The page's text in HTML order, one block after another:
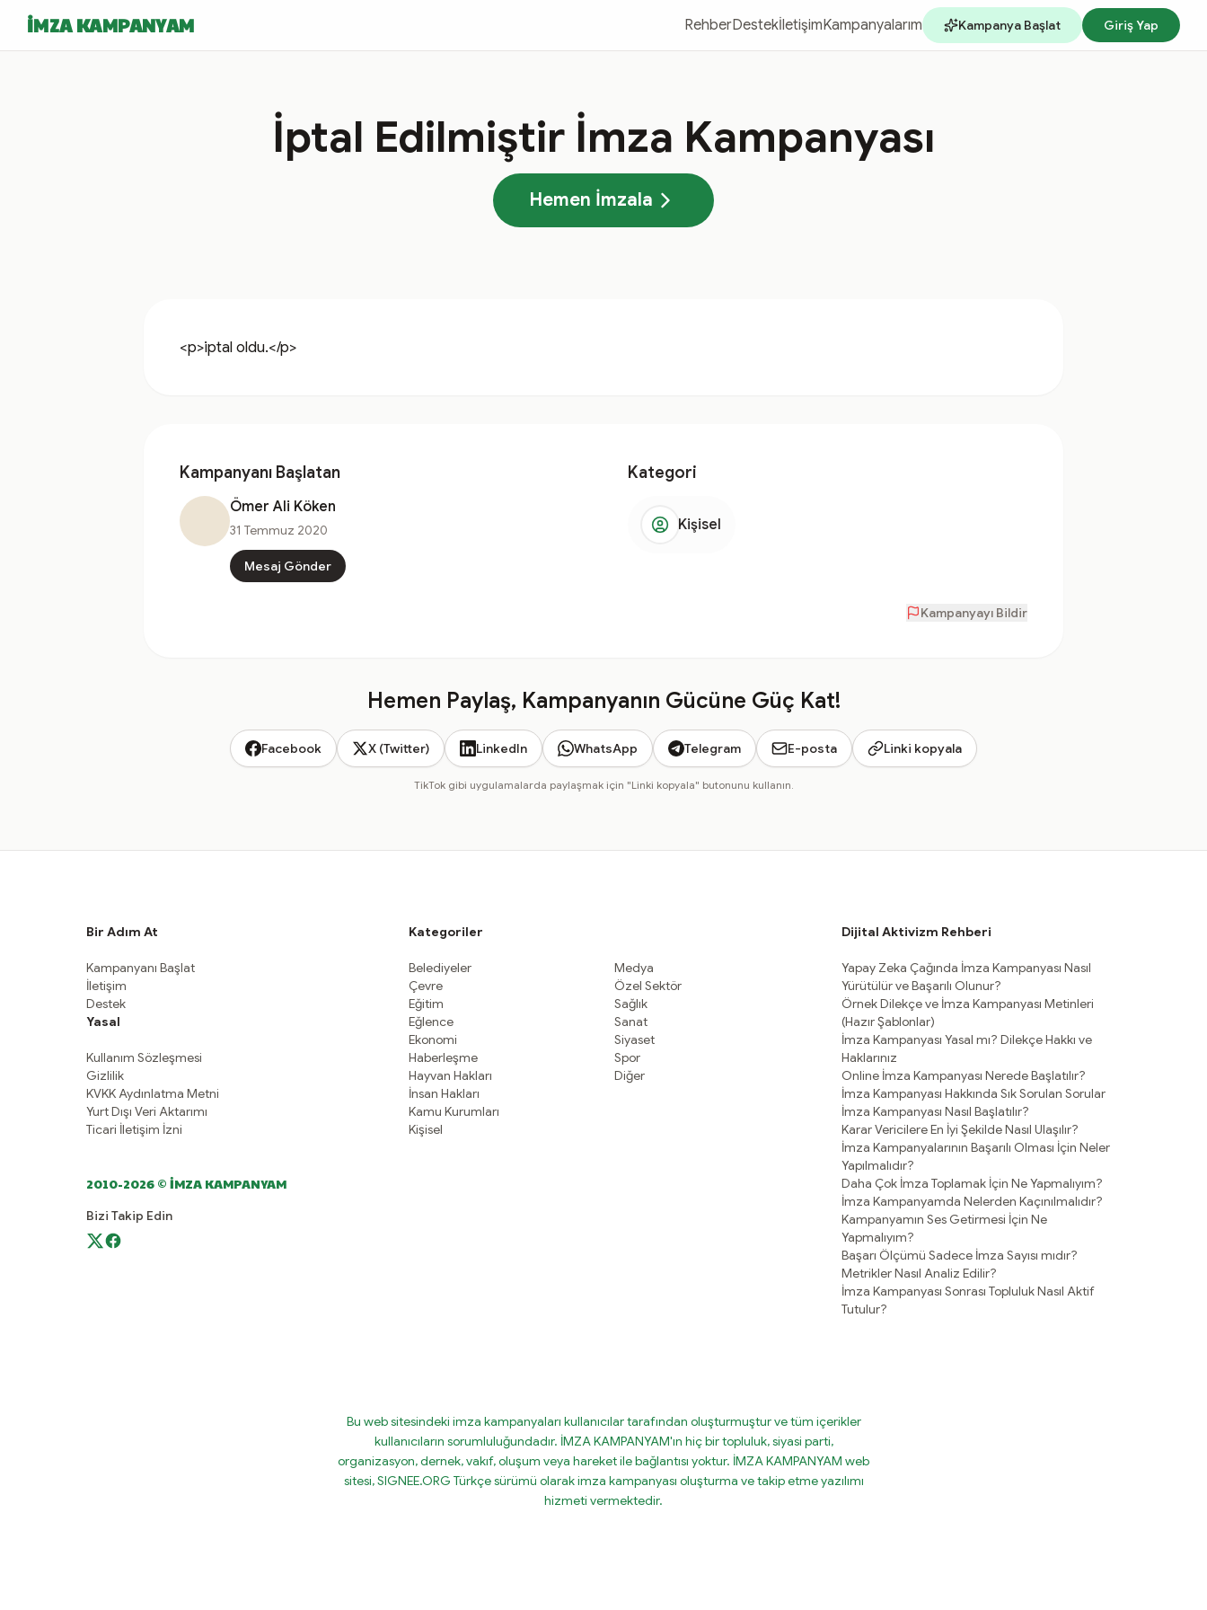
İMZA KAMPANYAM RehberDestekİletişimKampanyalarım Kampanya Başlat Giriş Yap
İptal Edilmiştir İmza Kampanyası
Hemen İmzala
<p>iptal oldu.</p>
Kampanyanı Başlatan
Ömer Ali Köken
31 Temmuz 2020
Mesaj Gönder
Kategori
Kişisel
Kampanyayı Bildir
Hemen Paylaş, Kampanyanın Gücüne Güç Kat!
Facebook X (Twitter) LinkedIn WhatsApp Telegram E-posta Linki kopyala
TikTok gibi uygulamalarda paylaşmak için "Linki kopyala" butonunu kullanın.
Bir Adım At
Kampanyanı Başlat
İletişim
Destek
Yasal
Kullanım Sözleşmesi
Gizlilik
KVKK Aydınlatma Metni
Yurt Dışı Veri Aktarımı
Ticari İletişim İzni
2010-2026 © İMZA KAMPANYAM
Bizi Takip Edin
Kategoriler
Belediyeler
Çevre
Eğitim
Eğlence
Ekonomi
Haberleşme
Hayvan Hakları
İnsan Hakları
Kamu Kurumları
Kişisel
Medya
Özel Sektör
Sağlık
Sanat
Siyaset
Spor
Diğer
Dijital Aktivizm Rehberi
Yapay Zeka Çağında İmza Kampanyası Nasıl
Yürütülür ve Başarılı Olunur?
Örnek Dilekçe ve İmza Kampanyası Metinleri
(Hazır Şablonlar)
İmza Kampanyası Yasal mı? Dilekçe Hakkı ve
Haklarınız
Online İmza Kampanyası Nerede Başlatılır?
İmza Kampanyası Hakkında Sık Sorulan Sorular
İmza Kampanyası Nasıl Başlatılır?
Karar Vericilere En İyi Şekilde Nasıl Ulaşılır?
İmza Kampanyalarının Başarılı Olması İçin Neler
Yapılmalıdır?
Daha Çok İmza Toplamak İçin Ne Yapmalıyım?
İmza Kampanyamda Nelerden Kaçınılmalıdır?
Kampanyamın Ses Getirmesi İçin Ne
Yapmalıyım?
Başarı Ölçümü Sadece İmza Sayısı mıdır?
Metrikler Nasıl Analiz Edilir?
İmza Kampanyası Sonrası Topluluk Nasıl Aktif
Tutulur?
Bu web sitesindeki imza kampanyaları kullanıcılar tarafından oluşturmuştur ve tüm içerikler
kullanıcıların sorumluluğundadır. İMZA KAMPANYAM'ın hiç bir topluluk, siyasi parti,
organizasyon, dernek, vakıf, oluşum veya hareket ile bağlantısı yoktur. İMZA KAMPANYAM web
sitesi, SIGNEE.ORG Türkçe sürümü olarak imza kampanyası oluşturma ve takip etme yazılımı
hizmeti vermektedir.